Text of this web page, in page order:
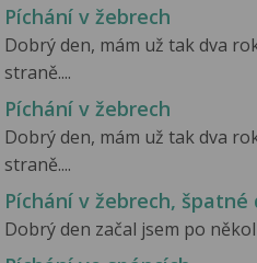
Píchání v žebrech
Dobrý den, mám už tak dva
straně....
Píchání v žebrech
Dobrý den, mám už tak dva
straně....
Píchání v žebrech,
Dobrý den začal jsem po